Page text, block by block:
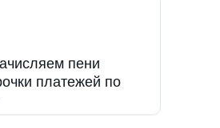
пени
платежей по